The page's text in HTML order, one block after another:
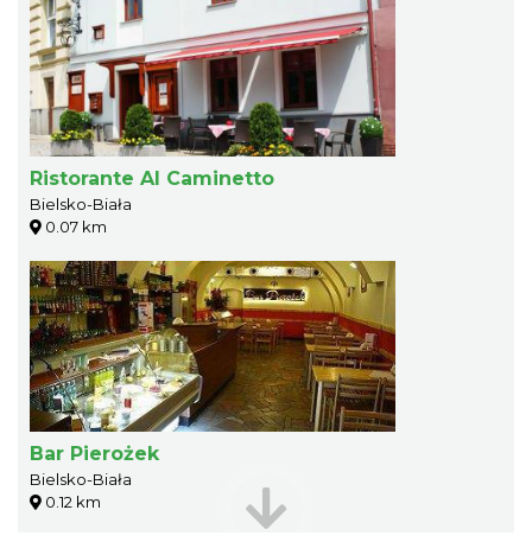
Ristorante Al Caminetto
Bielsko-Biała
0.07 km
Bar Pierożek
Bielsko-Biała
0.12 km